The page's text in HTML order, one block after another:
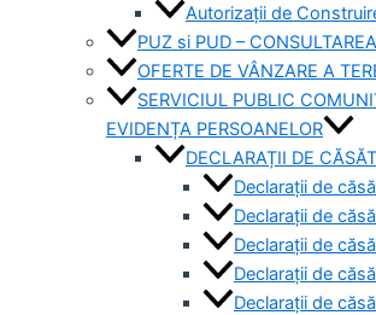
Autorizaţii de
PUZ si PUD –
OFERTE DE VÂNZARE A
SERVICIUL PUBLIC
EVIDENȚA PERSOANELOR
DECLARAȚII DE
Declarații de
Declarații de
Declarații de
Declarații de
Declarații de